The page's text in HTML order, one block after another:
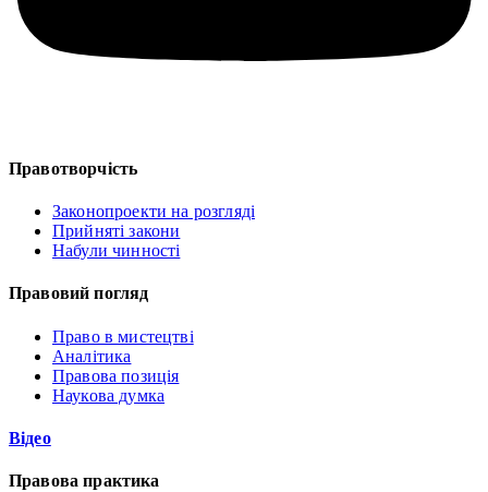
Правотворчість
Законопроекти на розгляді
Прийняті закони
Набули чинності
Правовий погляд
Право в мистецтві
Аналітика
Правова позиція
Наукова думка
Відео
Правова практика